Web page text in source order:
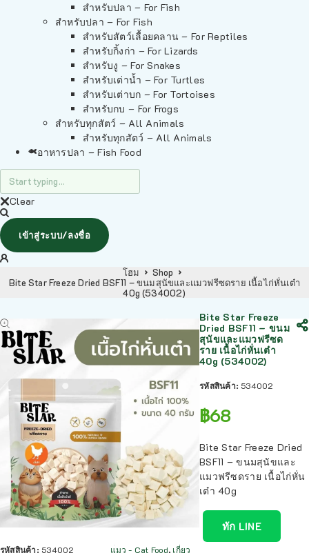
สำหรับปลา – For Fish
สำหรับปลา – For Fish
สำหรับสัตว์เลื้อยคลาน – For Reptiles
สำหรับกิ้งก่า – For Lizards
สำหรับงู – For Snakes
สำหรับเต่าน้ำ – For Turtles
สำหรับเต่าบก – For Tortoises
สำหรับกบ – For Frogs
สำหรับทุกสัตว์ – All Animals
สำหรับทุกสัตว์ – All Animals
อาหารปลา – Fish Food
Clear
เข้าสู่ระบบ/ลงชื่อ
โฮม
Shop
Bite Star Freeze Dried BSF11 – ขนมสุนัขและแมวฟรีซดราย เนื้อไก่หั่นเต๋า
40g (534002)
รหัสสินค้า: 534002
แมว - Cat Food, เกี่ยว
Bite Star Freeze
Dried BSF11 – ขนม
สุนัขและแมวฟรีซด
ราย เนื้อไก่หั่นเต๋า
40g (534002)
รหัสสินค้า: 534002
฿68
Bite Star Freeze Dried
BSF11 – ขนมสุนัขและ
แมวฟรีซดราย เนื้อไก่หั่น
เต๋า 40g
ทัก LINE